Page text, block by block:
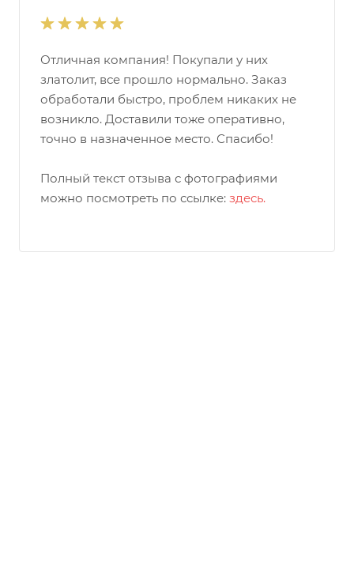
Отличная компания! Покупали у них
златолит, все прошло нормально. Заказ
обработали быстро, проблем никаких не
возникло. Доставили тоже оперативно,
точно в назначенное место. Спасибо!
Полный текст отзыва с фотографиями
можно посмотреть по ссылке: здесь.